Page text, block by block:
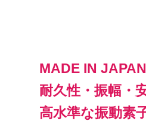
MADE IN
耐久性・振幅・
高水準な振動素